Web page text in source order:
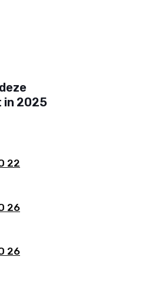
2025
22
26
26